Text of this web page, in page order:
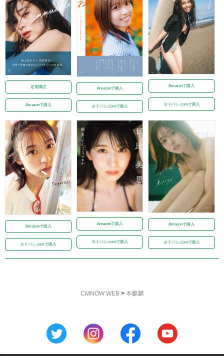
定期購読
Amazonで購入
Amazonで購入
ヨドバシ.comで購入
Amazonで購入
ヨドバシ.comで購入
Amazonで購入
ヨドバシ.comで購入
Amazonで購入
ヨドバシ.comで購入
Amazonで購入
ヨドバシ.comで購入
CMNOW WEB> 本麒麟